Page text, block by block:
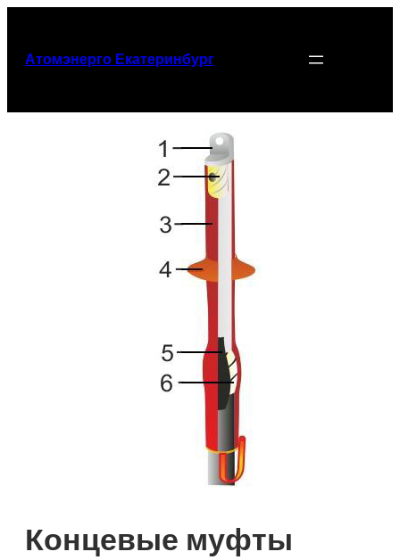
содержимому
Атомэнерго Екатеринбург
Концевые муфты